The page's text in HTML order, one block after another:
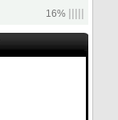
16%